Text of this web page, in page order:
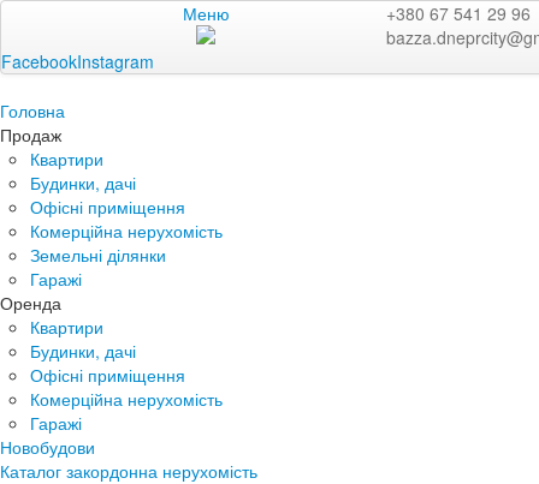
Меню
+380 67 541 29 96
FacebookInstagram
Головна
Продаж
Квартири
Будинки, дачі
Офісні приміщення
Комерційна нерухомість
Земельні ділянки
Гаражі
Оренда
Квартири
Будинки, дачі
Офісні приміщення
Комерційна нерухомість
Гаражі
Новобудови
Каталог закордонна нерухомість